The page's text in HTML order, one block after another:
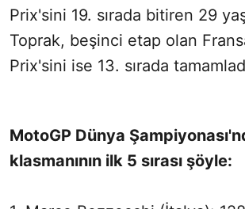
Prix'sini 19. sırada bitiren 29
Toprak, beşinci etap olan
Prix'sini ise 13. sırada
MotoGP Dünya
klasmanının ilk 5 sırası şöyle: